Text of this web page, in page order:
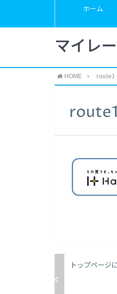
ホーム
マイレ
HOME route1
route1
トップページ